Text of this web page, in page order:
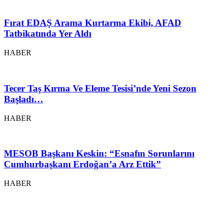
Fırat EDAŞ Arama Kurtarma Ekibi, AFAD
Tatbikatında Yer Aldı
HABER
Tecer Taş Kırma Ve Eleme Tesisi’nde Yeni Sezon
Başladı…
HABER
MESOB Başkanı Keskin: “Esnafın Sorunlarını
Cumhurbaşkanı Erdoğan’a Arz Ettik”
HABER